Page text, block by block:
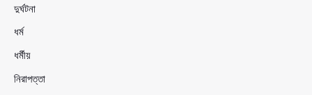
দুর্ঘটনা
ধর্ম
ধর্মীয়
নিরাপত্তা